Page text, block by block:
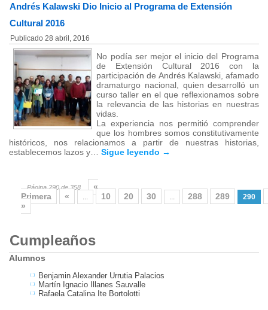
Andrés Kalawski Dio Inicio al Programa de Extensión
Cultural 2016
Publicado 28 abril, 2016
No podía ser mejor el inicio del Programa
de Extensión Cultural 2016 con la
participación de Andrés Kalawski, afamado
dramaturgo nacional, quien desarrolló un
curso taller en el que reflexionamos sobre
la relevancia de las historias en nuestras
vidas.
La experiencia nos permitió comprender
que los hombres somos constitutivamente
históricos, nos relacionamos a partir de nuestras historias,
establecemos lazos y…Sigue leyendo →
Página 290 de 358
«
Primera
« 10 20 30 288 289 290
»
Cumpleaños
Alumnos
Benjamin Alexander Urrutia Palacios
Martín Ignacio Illanes Sauvalle
Rafaela Catalina Ite Bortolotti